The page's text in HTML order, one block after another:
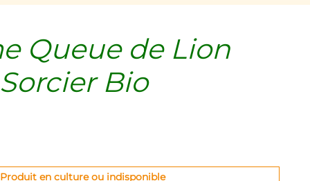
Queue de Lion
Bio
Produit en culture ou indisponible